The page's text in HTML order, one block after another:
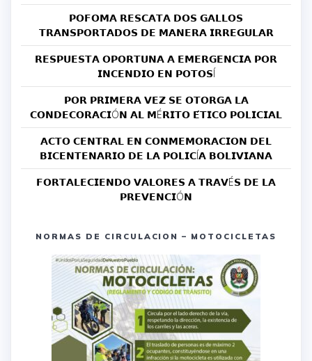
𝗣𝗢𝗙𝗢𝗠𝗔 𝗥𝗘𝗦𝗖𝗔𝗧𝗔 𝗗𝗢𝗦 𝗚𝗔𝗟𝗟𝗢𝗦
𝗧𝗥𝗔𝗡𝗦𝗣𝗢𝗥𝗧𝗔𝗗𝗢𝗦 𝗗𝗘 𝗠𝗔𝗡𝗘𝗥𝗔 𝗜𝗥𝗥𝗘𝗚𝗨𝗟𝗔𝗥
𝗥𝗘𝗦𝗣𝗨𝗘𝗦𝗧𝗔 𝗢𝗣𝗢𝗥𝗧𝗨𝗡𝗔 𝗔 𝗘𝗠𝗘𝗥𝗚𝗘𝗡𝗖𝗜𝗔 𝗣𝗢𝗥
𝗜𝗡𝗖𝗘𝗡𝗗𝗜𝗢 𝗘𝗡 𝗣𝗢𝗧𝗢𝗦Í
𝗣𝗢𝗥 𝗣𝗥𝗜𝗠𝗘𝗥𝗔 𝗩𝗘𝗭 𝗦𝗘 𝗢𝗧𝗢𝗥𝗚𝗔 𝗟𝗔
𝗖𝗢𝗡𝗗𝗘𝗖𝗢𝗥𝗔𝗖𝗜Ó𝗡 𝗔𝗟 𝗠É𝗥𝗜𝗧𝗢 𝗘́𝗧𝗜𝗖𝗢 𝗣𝗢𝗟𝗜𝗖𝗜𝗔𝗟
𝗔𝗖𝗧𝗢 𝗖𝗘𝗡𝗧𝗥𝗔𝗟 𝗘𝗡 𝗖𝗢𝗡𝗠𝗘𝗠𝗢𝗥𝗔𝗖𝗜𝗢𝗡 𝗗𝗘𝗟
𝗕𝗜𝗖𝗘𝗡𝗧𝗘𝗡𝗔𝗥𝗜𝗢 𝗗𝗘 𝗟𝗔 𝗣𝗢𝗟𝗜𝗖Í𝗔 𝗕𝗢𝗟𝗜𝗩𝗜𝗔𝗡𝗔
𝗙𝗢𝗥𝗧𝗔𝗟𝗘𝗖𝗜𝗘𝗡𝗗𝗢 𝗩𝗔𝗟𝗢𝗥𝗘𝗦 𝗔 𝗧𝗥𝗔𝗩É𝗦 𝗗𝗘 𝗟𝗔
𝗣𝗥𝗘𝗩𝗘𝗡𝗖𝗜Ó𝗡
NORMAS DE CIRCULACION – MOTOCICLETAS